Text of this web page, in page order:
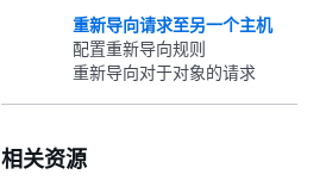
重新导向请求至另一个主机
配置重新导向规则
重新导向对于对象的请求
相关资源